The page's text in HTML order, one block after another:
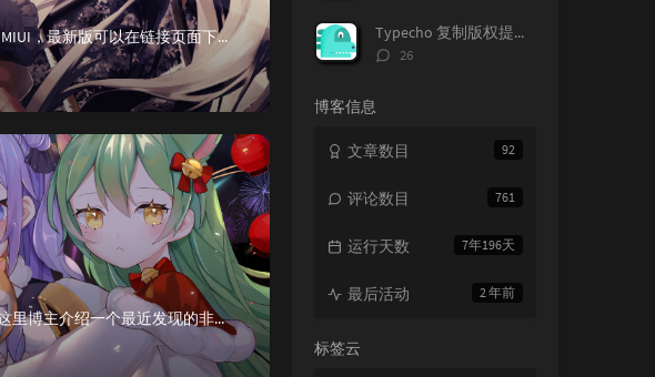
最近给备用机小米8刷机，真是应了那句话MIUI首先就是国内版的MIUI，最新版可以在链接页面下载。国际版MIUI，又称 Global版，这是官网，整体上Global版本是落后于国内稳定版本的欧版...
python环境的管理一直是让人颇为头疼的，各种方案层出不穷，这里博主介绍一个最近发现的非常好用的管理方案——pyenv+pipenvHomebrew关于homebrew的介绍和优化，参见博文 ...
数：
Typecho 复制版权提醒插件
评
26
博客信息
92
文章数目
761
评论数目
7年196天
运行天数
2 年前
最后活动
标签云